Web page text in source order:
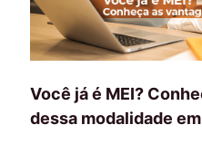
Você já é MEI?
dessa modalidade